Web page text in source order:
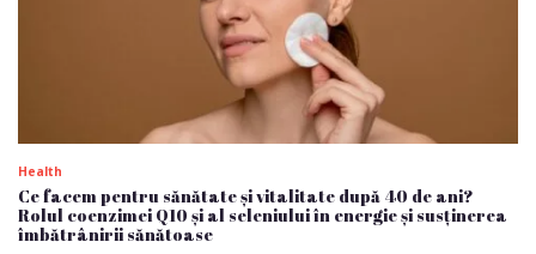
Health
Ce facem pentru sănătate și vitalitate după 40 de ani?
Rolul coenzimei Q10 și al seleniului în energie și susținerea
îmbătrânirii sănătoase